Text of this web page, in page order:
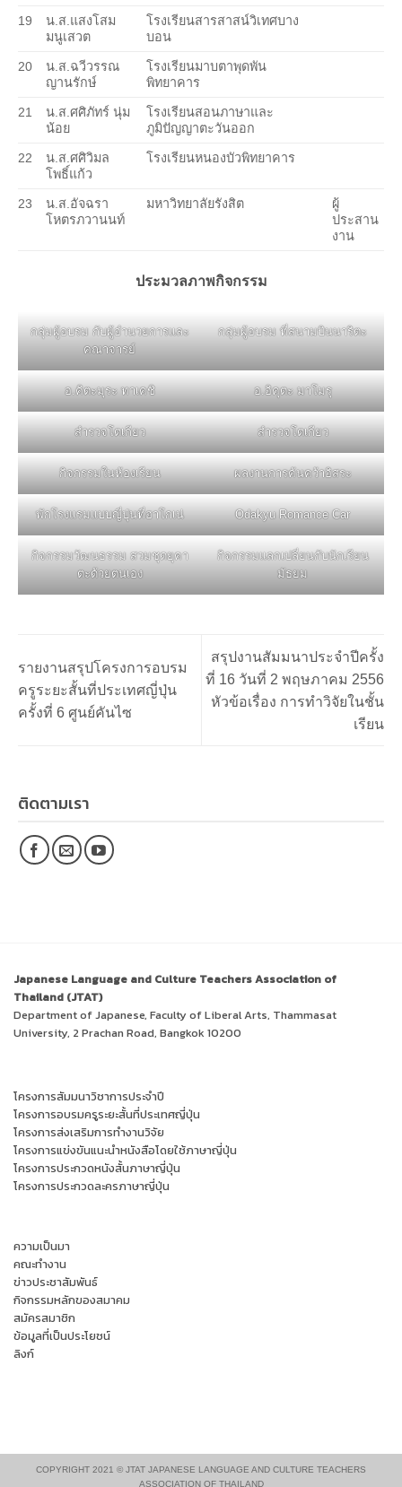
19
น.ส.แสงโสม
มนูเสวต
โรงเรียนสารสาสน์วิเทศบาง
บอน
20
น.ส.ฉวีวรรณ
ญานรักษ์
โรงเรียนมาบตาพุดพัน
พิทยาคาร
21
น.ส.ศศิภัทร์ นุ่ม
น้อย
โรงเรียนสอนภาษาและ
ภูมิปัญญาตะวันออก
22
น.ส.ศศิวิมล
โพธิ์แก้ว
โรงเรียนหนองบัวพิทยาคาร
23
น.ส.อัจฉรา
โหตรภวานนท์
มหาวิทยาลัยรังสิต
ผู้
ประสาน
งาน
ประมวลภาพกิจกรรม
กลุ่มผู้อบรม กับผู้อำนวยการและ
คณาจารย์
กลุ่มผู้อบรม ที่สนามบินนาริตะ
อ.คิตะมุระ ทาเคชิ อ.อิคุตะ มาโมรุ
สำรวจโตเกียว สำรวจโตเกียว
กิจกรรมในห้องเรียน ผลงานการค้นคว้าอิสระ
พักโรงแรมแบบญี่ปุ่นที่ฮาโกเน่ Odakyu Romance Car
กิจกรรมวัฒนธรรม สวมชุดยุคา
ตะด้วยตนเอง
กิจกรรมแลกเปลี่ยนกับนักเรียน
มัธยม
รายงานสรุปโครงการอบรม
ครูระยะสั้นที่ประเทศญี่ปุ่น
ครั้งที่ 6 ศูนย์คันไซ
สรุปงานสัมมนาประจำปีครั้ง
ที่ 16 วันที่ 2 พฤษภาคม 2556
หัวข้อเรื่อง การทำวิจัยในชั้น
เรียน
ติดตามเรา
Japanese Language and Culture Teachers Association of
Thailand (JTAT)
Department of Japanese, Faculty of Liberal Arts, Thammasat
University, 2 Prachan Road, Bangkok 10200
โครงการสัมมนาวิชาการประจำปี
โครงการอบรมครูระยะสั้นที่ประเทศญี่ปุ่น
โครงการส่งเสริมการทำงานวิจัย
โครงการแข่งขันแนะนำหนังสือโดยใช้ภาษาญี่ปุ่น
โครงการประกวดหนังสั้นภาษาญี่ปุ่น
โครงการประกวดละครภาษาญี่ปุ่น
ความเป็นมา
คณะทำงาน
ข่าวประชาสัมพันธ์
กิจกรรมหลักของสมาคม
สมัครสมาชิก
ข้อมูลที่เป็นประโยชน์
ลิงก์
COPYRIGHT 2021 © JTAT JAPANESE LANGUAGE AND CULTURE TEACHERS
ASSOCIATION OF THAILAND